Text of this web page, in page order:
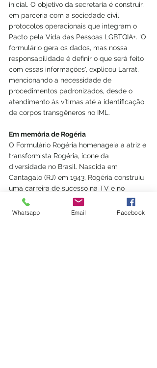
inicial. O objetivo da secretaria é construir,
em parceria com a sociedade civil,
protocolos operacionais que integram o
Pacto pela Vida das Pessoas LGBTQIA+. 'O
formulário gera os dados, mas nossa
responsabilidade é definir o que será feito
com essas informações', explicou Larrat,
mencionando a necessidade de
procedimentos padronizados, desde o
atendimento às vítimas até a identificação
de corpos transgêneros no IML.
Em memória de Rogéria
O Formulário Rogéria homenageia a atriz e
transformista Rogéria, ícone da
diversidade no Brasil. Nascida em
Cantagalo (RJ) em 1943, Rogéria construiu
uma carreira de sucesso na TV e no
teatro. Ela faleceu em 2017, deixando um
legado de luta pela visibilidade LGBTQIA+.
Whatsapp Email Facebook